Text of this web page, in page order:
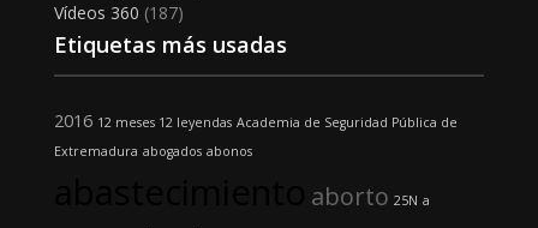
Vídeos 360 (187)
Etiquetas más usadas
2016 12 meses 12 leyendas Academia de Seguridad Pública de
Extremadura abogados abonos
aborto 25N a